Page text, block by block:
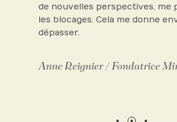
de nouvelles perspectives, me
les blocages. Cela me donne envie
dépasser.
Anne Reignier / Fondatrice